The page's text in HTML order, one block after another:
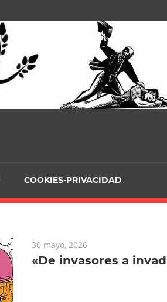
COOKIES-PRIVACIDAD
30 mayo, 2026
«De invasores a